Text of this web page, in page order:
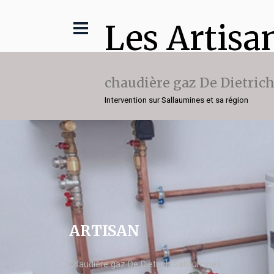
Les
chaudière gaz De Dietrich
Intervention sur Sallaumines et sa région
ARTISAN
chaudière gaz De Dietrich Sallaumines